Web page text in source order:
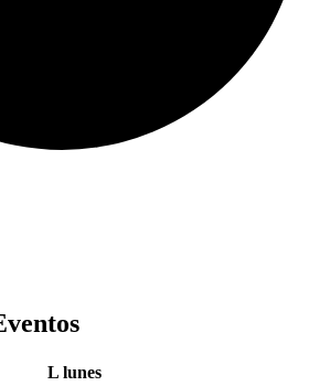
L lunes